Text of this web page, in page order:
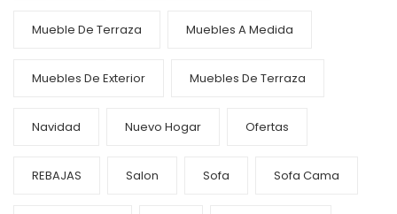
Mueble De Terraza Muebles A Medida
Muebles De Exterior Muebles De Terraza
Navidad Nuevo Hogar Ofertas
REBAJAS Salon Sofa Sofa Cama